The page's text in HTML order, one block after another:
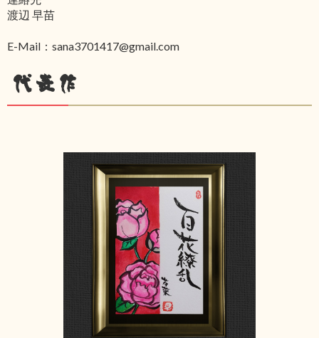
渡辺 早苗
E-Mail：sana3701417@gmail.com
代表作